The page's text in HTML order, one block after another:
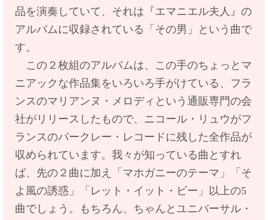
品を演奏していて、それは『エマニエル夫人』の
アルバムに収録されている「その男」という曲で
す。
この２枚組のアルバムは、この手のちょっとマ
ニアックな作品集をいろいろ手がけている、フラ
ンスのマリアンヌ・メロディという通販専門の会
社がリリースしたもので、ニコール・リュウがフ
ランスのバークレー・レコードに残した全作品が
収められています。我々が知っている曲とすれ
ば、先の２曲に加え「マホガニーのテーマ」「そ
よ風の誘惑」「レット・イット・ビー」以上の5
曲でしょう。もちろん、ちゃんとユニバーサル・